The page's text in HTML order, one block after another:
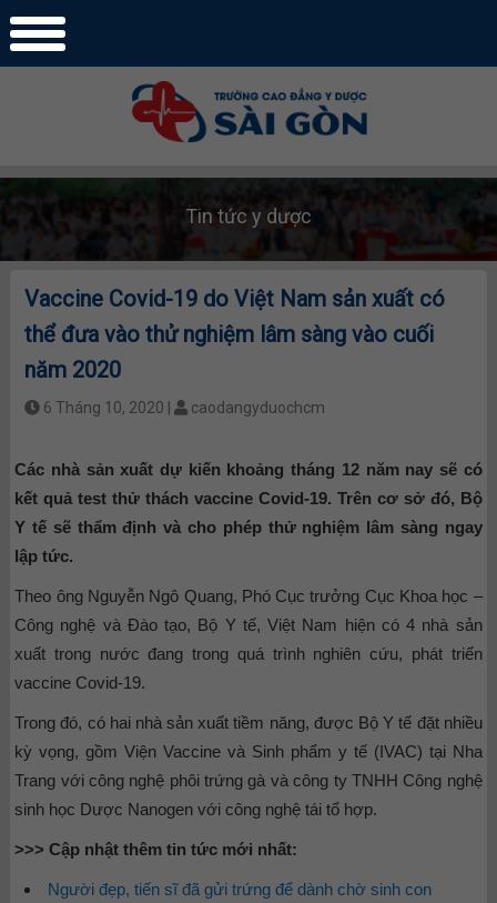
Tin tức y dược
Vaccine Covid-19 do Việt Nam sản xuất có
thể đưa vào thử nghiệm lâm sàng vào cuối
năm 2020
6 Tháng 10, 2020 | caodangyduochcm
Các nhà sản xuất dự kiến khoảng tháng 12 năm nay sẽ có
kết quả test thử thách vaccine Covid-19. Trên cơ sở đó, Bộ
Y tế sẽ thẩm định và cho phép thử nghiệm lâm sàng ngay
lập tức.
Theo ông Nguyễn Ngô Quang, Phó Cục trưởng Cục Khoa học –
Công nghệ và Đào tạo, Bộ Y tế, Việt Nam hiện có 4 nhà sản
xuất trong nước đang trong quá trình nghiên cứu, phát triển
vaccine Covid-19.
Trong đó, có hai nhà sản xuất tiềm năng, được Bộ Y tế đặt nhiều
kỳ vọng, gồm Viện Vaccine và Sinh phẩm y tế (IVAC) tại Nha
Trang với công nghệ phôi trứng gà và công ty TNHH Công nghệ
sinh học Dược Nanogen với công nghệ tái tổ hợp.
>>> Cập nhật thêm tin tức mới nhất:
Người đẹp, tiến sĩ đã gửi trứng để dành chờ sinh con